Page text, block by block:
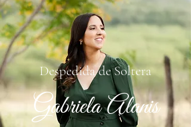
Despedida de Soltera
Gabriela Alanis